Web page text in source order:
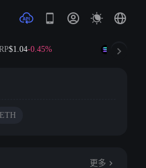
$1.04-0.45% SOL
ETH
更多